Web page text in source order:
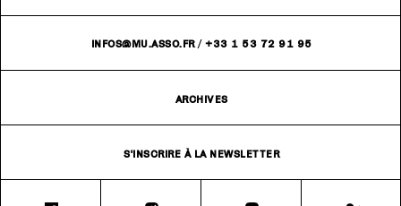
INFOS@MU.ASSO.FR/ +33 1 53 72 91 95
ARCHIVES
S'INSCRIRE À LA NEWSLETTER